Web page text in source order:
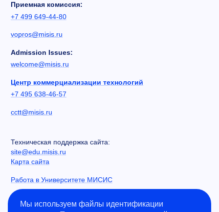
Приемная комиссия:
+7 499 649-44-80
vopros@misis.ru
Admission Issues:
welcome@misis.ru
Центр коммерциализации технологий
+7 495 638-46-57
cctt@misis.ru
Техническая поддержка сайта:
site@edu.misis.ru
Карта сайта
Работа в Университете МИСИС
Мы используем файлы идентификации